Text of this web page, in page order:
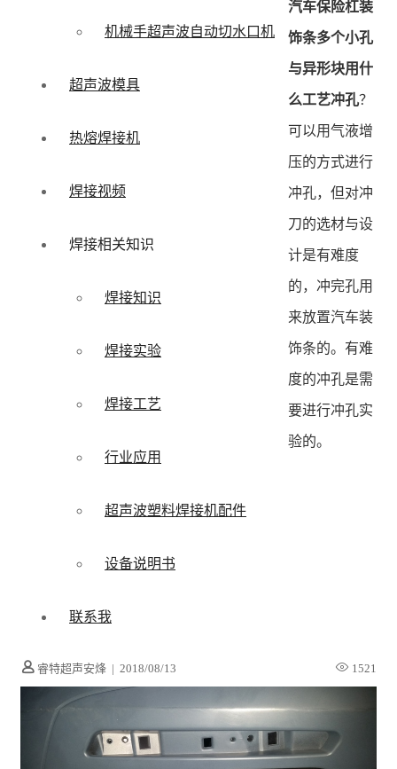
机械手超声波自动切水口机
超声波模具
热熔焊接机
焊接视频
焊接相关知识
焊接知识
焊接实验
焊接工艺
行业应用
超声波塑料焊接机配件
设备说明书
联系我
睿特超声安烽 | 2018/08/13 1521
汽车保险杠装
饰条多个小孔
与异形块用什
么工艺冲孔？
可以用气液增
压的方式进行
冲孔，但对冲
刀的选材与设
计是有难度
的，冲完孔用
来放置汽车装
饰条的。有难
度的冲孔是需
要进行冲孔实
验的。